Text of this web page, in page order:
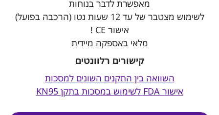
מאפשרת לדבר בנוחות
לשימוש מצטבר של עד 12 שעות נטו (הרכבה בפועל)
אישור CE !
מלאי באספקה מיידית
קישורים רלוונטים
השוואה בין התקנים השונים למסכות
אישור FDA לשימוש במסכות בתקן KN95